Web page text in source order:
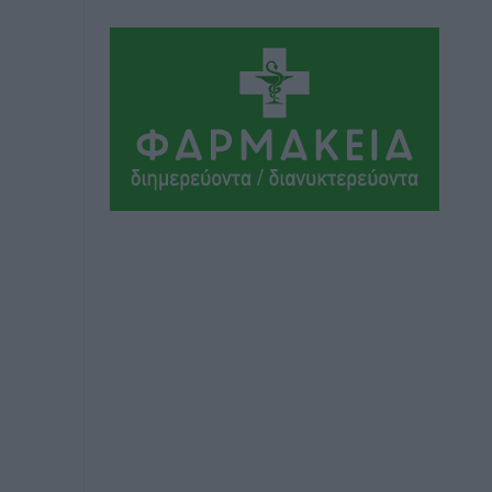
Ιπποκράτης: Ανανέωσε η Νίκη
πριν 3 ώρες
Η Μανίσα πήρε Buie και Davis
Αθλητικά• πριν 3 ώρες